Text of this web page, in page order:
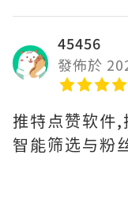
45456
發佈於
推特点赞软件
智能筛选与粉